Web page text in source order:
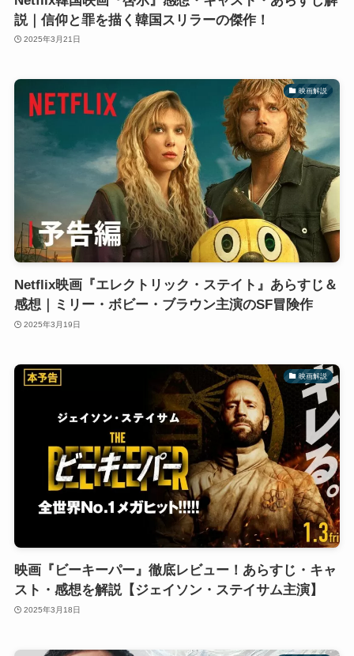
説｜信仰と罪を描く韓国スリラーの傑作！
2025年3月21日
映画解説
Netflix映画『エレクトリック・ステイト』あらすじ＆
感想｜ミリー・ボビー・ブラウン主演のSF冒険作
2025年3月19日
映画解説
映画『ビーキーパー』徹底レビュー！あらすじ・キャ
スト・感想を解説【ジェイソン・ステイサム主演】
2025年3月18日